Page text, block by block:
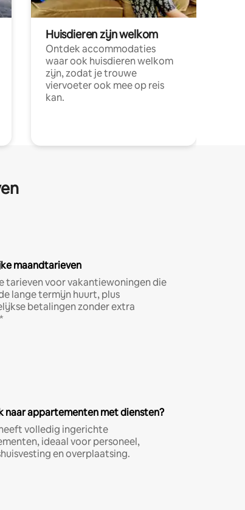
Huisdieren zijn welkom
Ontdek accommodaties
waar ook huisdieren welkom
zijn, zodat je trouwe
viervoeter ook mee op reis
kan.
maandtarieven
tarieven voor vakantiewoningen die
lange termijn huurt, plus
betalingen zonder extra
naar appartementen met diensten?
volledig ingerichte
ideaal voor personeel,
en overplaatsing.